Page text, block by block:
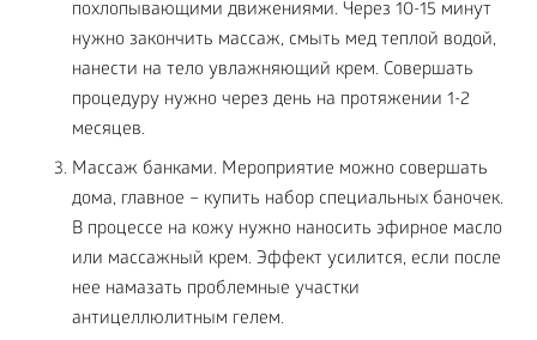
похлопывающими движениями. Через 10-15 минут
нужно закончить массаж, смыть мед теплой водой,
нанести на тело увлажняющий крем. Совершать
процедуру нужно через день на протяжении 1-2
месяцев.
Массаж банками. Мероприятие можно совершать
дома, главное – купить набор специальных баночек.
В процессе на кожу нужно наносить эфирное масло
или массажный крем. Эффект усилится, если после
нее намазать проблемные участки
антицеллюлитным гелем.